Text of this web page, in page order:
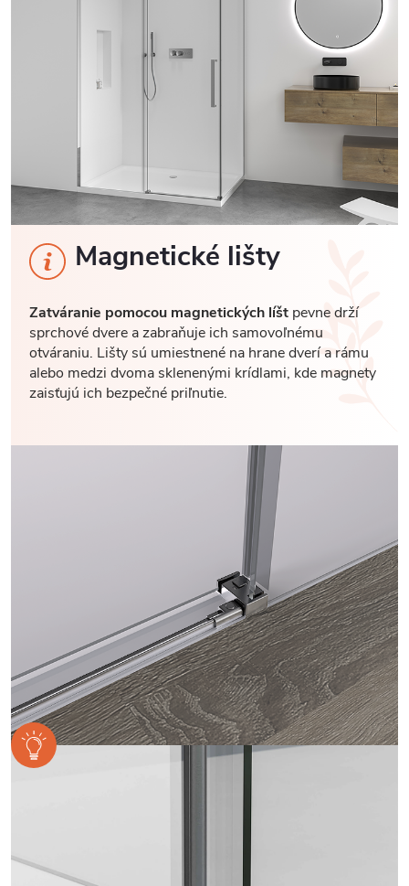
Magnetické lišty
Zatváranie pomocou magnetických líšt pevne drží
sprchové dvere a zabraňuje ich samovoľnému
otváraniu. Lišty sú umiestnené na hrane dverí a rámu
alebo medzi dvoma sklenenými krídlami, kde magnety
zaisťujú ich bezpečné priľnutie.